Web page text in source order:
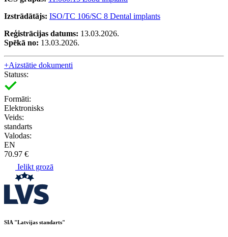
Izstrādātājs: ISO/TC 106/SC 8 Dental implants
Reģistrācijas datums: 13.03.2026.
Spēkā no: 13.03.2026.
+Aizstātie dokumenti
Statuss:
Formāti:
Elektronisks
Veids:
standarts
Valodas:
EN
70.97 €
Ielikt grozā
SIA "Latvijas standarts"